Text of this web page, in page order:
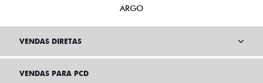
ARGO
VENDAS DIRETAS
VENDAS PARA PCD